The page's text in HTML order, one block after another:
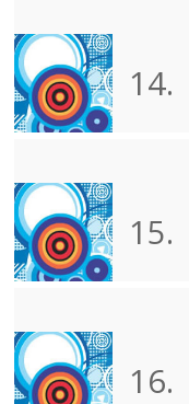
14.
15.
16.